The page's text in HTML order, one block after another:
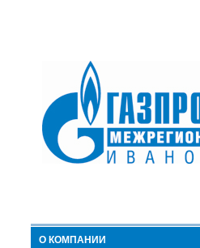
О КОМПАНИИ